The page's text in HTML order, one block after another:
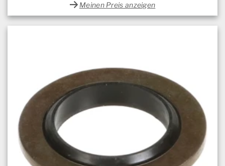
Meinen Preis anzeigen